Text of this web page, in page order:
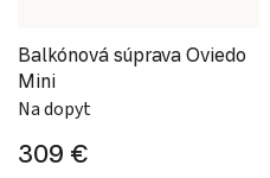
Balkónová súprava Oviedo
Mini
Na dopyt
309 €